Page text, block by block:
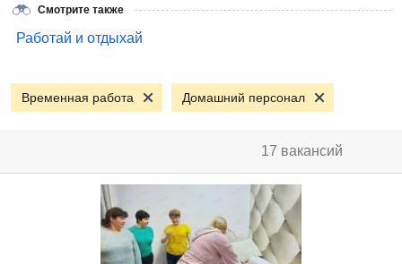
Смотрите также
Работай и отдыхай
Временная работа Домашний персонал
17 вакансий